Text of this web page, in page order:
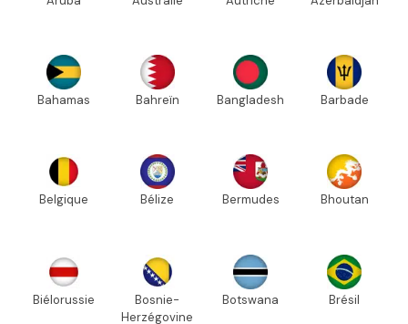
Bahamas Bahreïn Bangladesh Barbade
Belgique Bélize Bermudes Bhoutan
Biélorussie
Bosnie-
Herzégovine
Botswana Brésil